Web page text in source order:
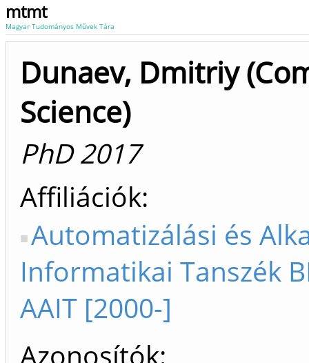
mtmt
Magyar Tudományos Művek Tára
Dunaev, Dmitriy
Science)
PhD 2017
Affiliációk
Automatizálási és
Informatikai Tanszék
AAIT [2000-]
Azonosítók